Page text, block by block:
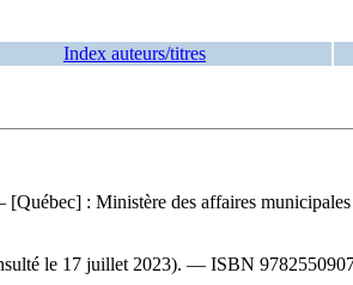
Index auteurs/titres
: Ministère des affaires
le 17 juillet 2023). — ISBN